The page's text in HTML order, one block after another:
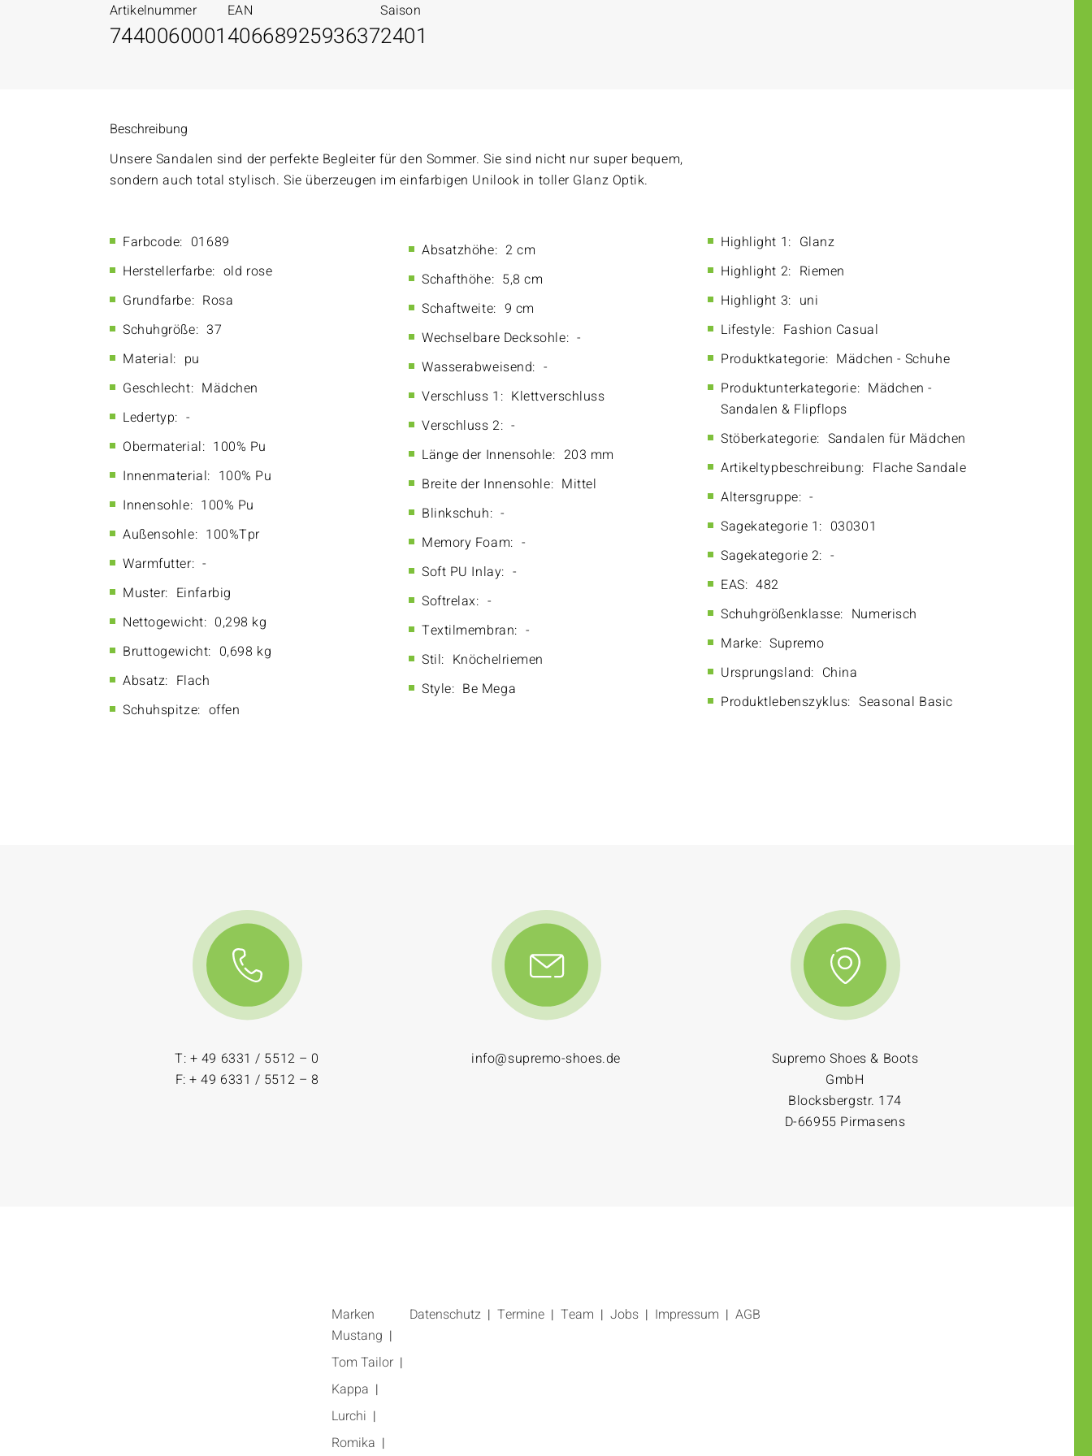
Artikelnummer
7440060001
EAN
4066892593637
Saison
2401
Beschreibung
Unsere Sandalen sind der perfekte Begleiter für den Sommer. Sie sind nicht nur super bequem,
sondern auch total stylisch. Sie überzeugen im einfarbigen Unilook in toller Glanz Optik.
Farbcode: 01689
Herstellerfarbe: old rose
Grundfarbe: Rosa
Schuhgröße: 37
Material: pu
Geschlecht: Mädchen
Ledertyp: -
Obermaterial: 100% Pu
Innenmaterial: 100% Pu
Innensohle: 100% Pu
Außensohle: 100%Tpr
Warmfutter: -
Muster: Einfarbig
Nettogewicht: 0,298 kg
Bruttogewicht: 0,698 kg
Absatz: Flach
Schuhspitze: offen
Absatzhöhe: 2 cm
Schafthöhe: 5,8 cm
Schaftweite: 9 cm
Wechselbare Decksohle: -
Wasserabweisend: -
Verschluss 1: Klettverschluss
Verschluss 2: -
Länge der Innensohle: 203 mm
Breite der Innensohle: Mittel
Blinkschuh: -
Memory Foam: -
Soft PU Inlay: -
Softrelax: -
Textilmembran: -
Stil: Knöchelriemen
Style: Be Mega
Highlight 1: Glanz
Highlight 2: Riemen
Highlight 3: uni
Lifestyle: Fashion Casual
Produktkategorie: Mädchen - Schuhe
Produktunterkategorie: Mädchen -
Sandalen & Flipflops
Stöberkategorie: Sandalen für Mädchen
Artikeltypbeschreibung: Flache Sandale
Altersgruppe: -
Sagekategorie 1: 030301
Sagekategorie 2: -
EAS: 482
Schuhgrößenklasse: Numerisch
Marke: Supremo
Ursprungsland: China
Produktlebenszyklus: Seasonal Basic
T: + 49 6331 / 5512 – 0
F: + 49 6331 / 5512 – 8
info@supremo-shoes.de
Supremo Shoes & Boots
GmbH
Blocksbergstr. 174
D-66955 Pirmasens
Marken
Mustang
Tom Tailor
Kappa
Lurchi
Romika
Datenschutz Termine Team Jobs Impressum AGB